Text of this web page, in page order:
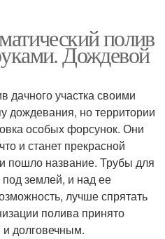
полив
Дождевой
дачного участка своими
дождевания, но территории
особых форсунок. Они
и станет прекрасной
пошло название. Трубы для
землей, и над ее
лучше спрятать
полива принято
долговечным.